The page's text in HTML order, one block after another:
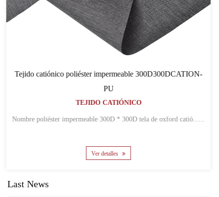
300D300DCATION-
* 300D tela de oxford catió......
Tejido catiónico
Nombre TELA OXFORD DE POLIÉSTER CATIÓN 300D * 300D
Last News